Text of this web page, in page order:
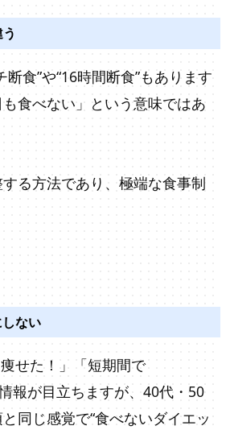
断食”や“16時間断食”もあります
食べない」という意味ではあ
る方法であり、極端な食事制
ない
せた！」「短期間で
報が目立ちますが、40代・50
同じ感覚で“食べないダイエッ